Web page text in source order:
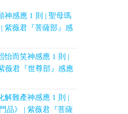
神感應 1 則 | 聖母瑪
紫薇君『菩薩部』感
怡而笑神感應 1 則 |
薇君『世尊部』感應
解難產神感應 1 則 |
品》 | 紫薇君『菩薩